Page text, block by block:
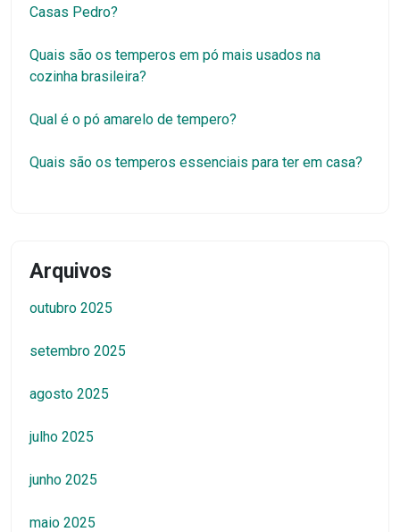
Casas Pedro?
Quais são os temperos em pó mais usados na
cozinha brasileira?
Qual é o pó amarelo de tempero?
Quais são os temperos essenciais para ter em casa?
Arquivos
outubro 2025
setembro 2025
agosto 2025
julho 2025
junho 2025
maio 2025